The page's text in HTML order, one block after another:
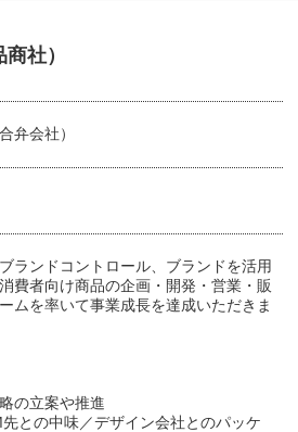
社）
弁会社）
ランドコントロール、ブランドを活用
費者向け商品の企画・開発・営業・販
ムを率いて事業成長を達成いただきま
の立案や推進
との中味／デザイン会社とのパッケ